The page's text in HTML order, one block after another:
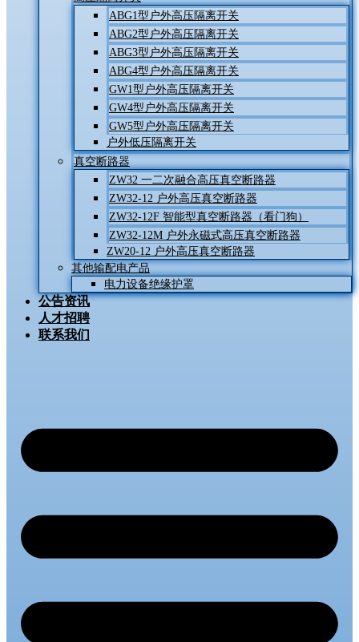
ABG1型户外高压隔离开关
ABG2型户外高压隔离开关
ABG3型户外高压隔离开关
ABG4型户外高压隔离开关
GW1型户外高压隔离开关
GW4型户外高压隔离开关
GW5型户外高压隔离开关
户外低压隔离开关
真空断路器
ZW32 一二次融合高压真空断路器
ZW32-12 户外高压真空断路器
ZW32-12F 智能型真空断路器（看门狗）
ZW32-12M 户外永磁式高压真空断路器
ZW20-12 户外高压真空断路器
其他输配电产品
电力设备绝缘护罩
公告资讯
人才招聘
联系我们